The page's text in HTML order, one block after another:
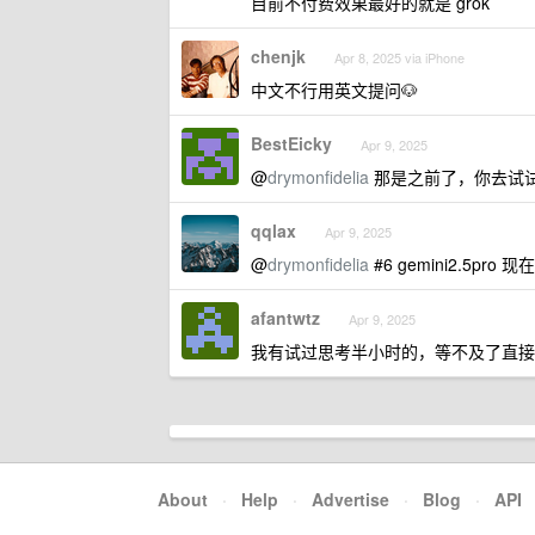
chenjk Apr 8, 2025 via iPhone
中文不行用英文提问🐶
BestEicky Apr 9, 2025
@drymonfidelia 那是之前了，你去试
qqlax Apr 9, 2025
@drymonfidelia #6 gemini2.5pro 现
afantwtz Apr 9, 2025
我有试过思考半小时的，等不及了直
About · Help · Advertise · Blog · API